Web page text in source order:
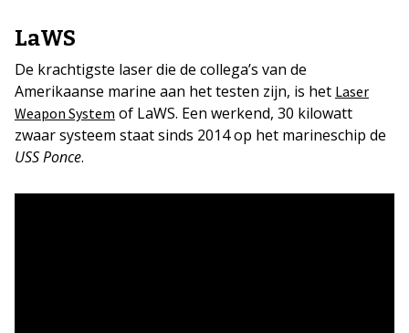
LaWS
De krachtigste laser die de collega’s van de
Amerikaanse marine aan het testen zijn, is het Laser
Weapon System of LaWS. Een werkend, 30 kilowatt
zwaar systeem staat sinds 2014 op het marineschip de
USS Ponce.